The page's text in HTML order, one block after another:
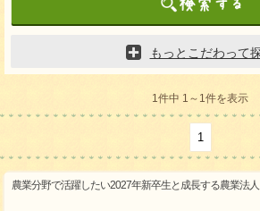
もっとこだわって
1件中 1～1件を表示
1
農業分野で活躍したい2027年新卒生と成長する農業法